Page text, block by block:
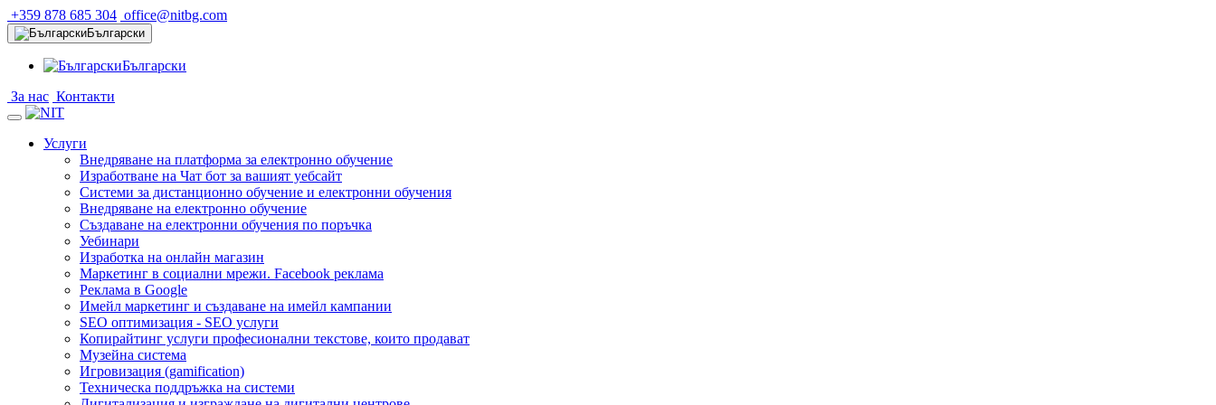
+359 878 685 304 office@nitbg.com
Български
Български
За нас Контакти
Услуги
Внедряване на платформа за електронно обучение
Изработване на Чат бот за вашият уебсайт
Системи за дистанционно обучение и електронни обучения
Внедряване на електронно обучение
Създаване на електронни обучения по поръчка
Уебинари
Изработка на онлайн магазин
Маркетинг в социални мрежи. Facebook реклама
Реклама в Google
Имейл маркетинг и създаване на имейл кампании
SEO оптимизация - SEO услуги
Копирайтинг услуги професионални текстове, които продават
Музейна система
Игровизация (gamification)
Техническа поддръжка на системи